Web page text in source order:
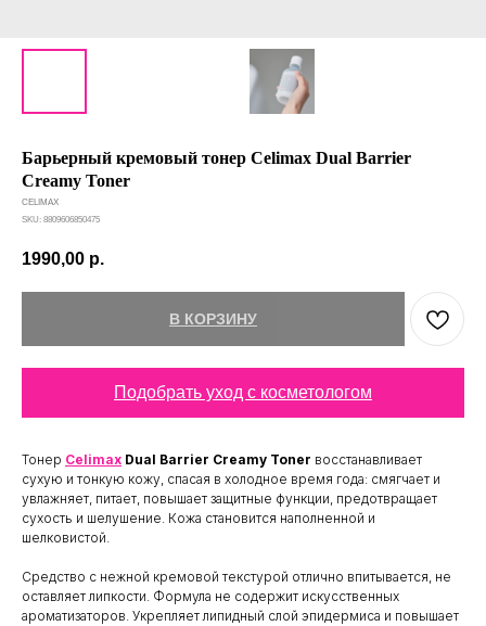
Барьерный кремовый тонер Celimax Dual Barrier
Creamy Toner
CELIMAX
SKU: 8809606850475
1990,00 р.
В КОРЗИНУ
Подобрать уход с косметологом
Тонер Celimax Dual Barrier Creamy Toner восстанавливает
сухую и тонкую кожу, спасая в холодное время года: смягчает и
увлажняет, питает, повышает защитные функции, предотвращает
сухость и шелушение. Кожа становится наполненной и
шелковистой.
Средство с нежной кремовой текстурой отлично впитывается, не
оставляет липкости. Формула не содержит искусственных
ароматизаторов. Укрепляет липидный слой эпидермиса и повышает